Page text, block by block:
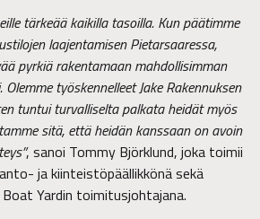
tärkeää kaikilla tasoilla. Kun päätimme
laajentamisen Pietarsaaressa,
pyrkiä rakentamaan mahdollisimman
työskennelleet Jake Rakennuksen
tuntui turvalliselta palkata heidät myös
sitä, että heidän kanssaan on avoin
, sanoi Tommy Björklund, joka toimii
ja kiinteistöpäällikkönä sekä
Yardin toimitusjohtajana.